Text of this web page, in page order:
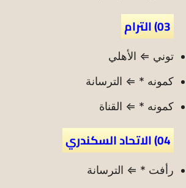
03) الترام
توني ⇐ الأهلي
كمونه * ⇐ الترسانة
كمونه * ⇐ القناة
04) الاتحاد السكندري
رأفت * ⇐ الترسانة